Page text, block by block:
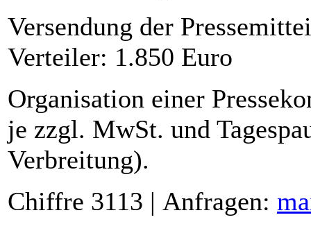
Versendung der
Verteiler: 1.850 Euro
Organisation einer
je zzgl. MwSt. und
Verbreitung).
Chiffre 3113 | Anfragen: